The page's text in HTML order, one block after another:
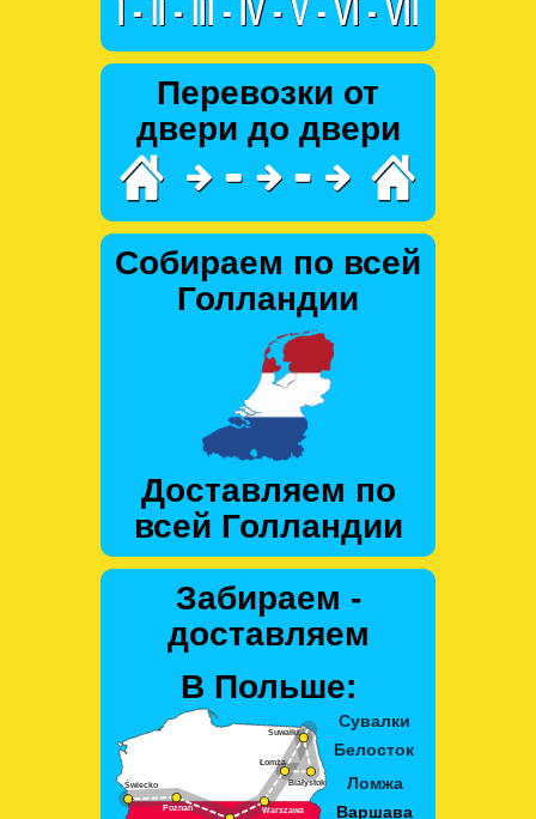
Перевозки от
двери до двери
Собираем по всей
Голландии
Доставляем по
всей Голландии
Забираем -
доставляем
В Польше: